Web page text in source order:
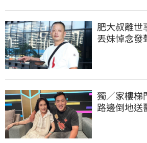
肥大叔離世
丟妹悼念發
獨／家樓梯
路邊倒地送